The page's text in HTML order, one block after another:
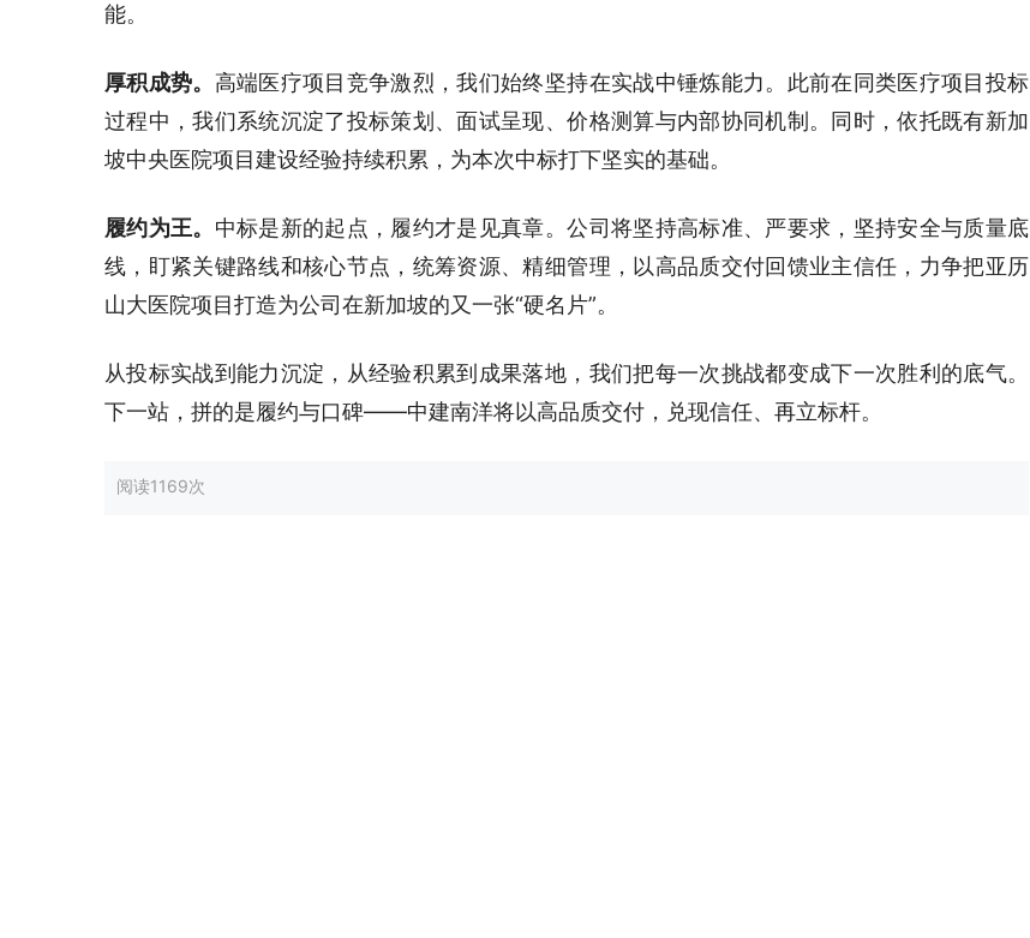
能。
厚积成势。 高端医疗项目竞争激烈，我们始终坚持在实战中锤炼能力。此前在同类医疗项目投标
过程中，我们系统沉淀了投标策划、面试呈现、价格测算与内部协同机制。同时，依托既有新加
坡中央医院项目建设经验持续积累，为本次中标打下坚实的基础。
履约为王。 中标是新的起点，履约才是见真章。公司将坚持高标准、严要求，坚持安全与质量底
线，盯紧关键路线和核心节点，统筹资源、精细管理，以高品质交付回馈业主信任，力争把亚历
山大医院项目打造为公司在新加坡的又一张“硬名片”。
从投标实战到能力沉淀，从经验积累到成果落地，我们把每一次挑战都变成下一次胜利的底气。
下一站，拼的是履约与口碑——中建南洋将以高品质交付，兑现信任、再立标杆。
阅读1169次